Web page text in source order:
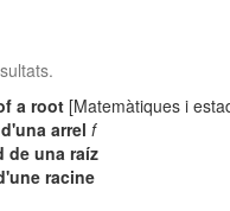
a root [Matemàtiques i
arrel f
de una raíz
racine